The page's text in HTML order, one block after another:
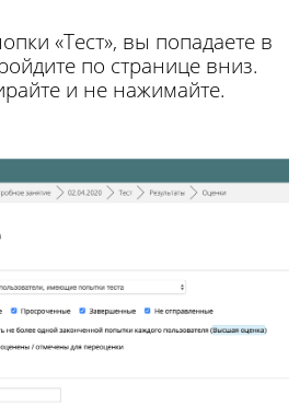
«Тест», вы попадаете в
по странице вниз.
и не нажимайте.